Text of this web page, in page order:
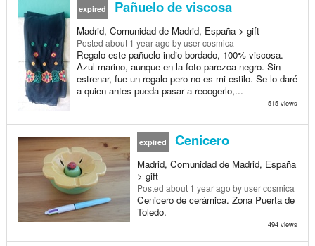
expired Pañuelo de viscosa
Madrid, Comunidad de Madrid, España > gift
Posted about 1 year ago by user cosmica
Regalo este pañuelo indio bordado, 100% viscosa.
Azul marino, aunque en la foto parezca negro. Sin
estrenar, fue un regalo pero no es mi estilo. Se lo daré
a quien antes pueda pasar a recogerlo,...
515 views
expired Cenicero
Madrid, Comunidad de Madrid, España
> gift
Posted about 1 year ago by user cosmica
Cenicero de cerámica. Zona Puerta de
Toledo.
494 views